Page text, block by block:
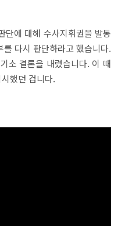
단에 대해 수사지휘권을 발동
다시 판단하라고 했습니다.
소 결론을 내렸습니다. 이 때
했던 겁니다.